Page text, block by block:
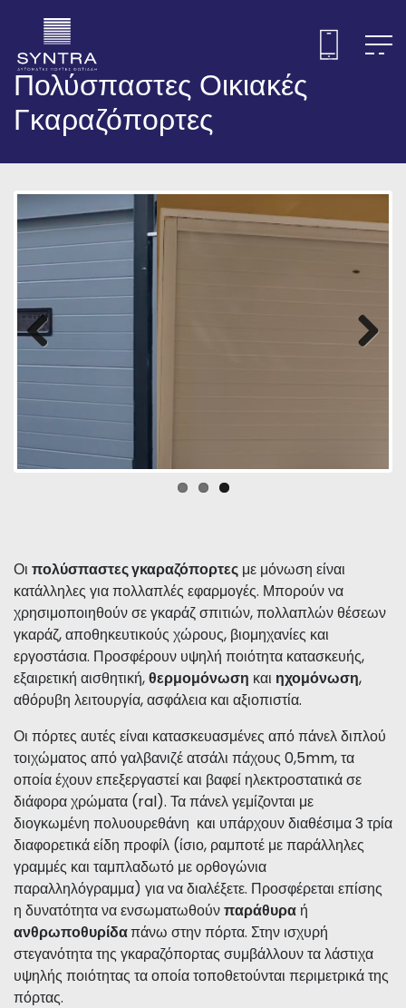
Πολύσπαστες Οικιακές
Γκαραζόπορτες
Previous
Οιπολύσπαστες γκαραζόπορτεςμε μόνωση είναι
κατάλληλες για πολλαπλές εφαρμογές. Μπορούν να
χρησιμοποιηθούν σε γκαράζ σπιτιών, πολλαπλών θέσεων
γκαράζ, αποθηκευτικούς χώρους, βιομηχανίες και
εργοστάσια. Προσφέρουν υψηλή ποιότητα κατασκευής,
εξαιρετική αισθητική,θερμομόνωσηκαιηχομόνωση
Οι πόρτες αυτές είναι κατασκευασμένες από πάνελ διπλού
τοιχώματος από γαλβανιζέ ατσάλι πάχους 0,5mm, τα
οποία έχουν επεξεργαστεί και βαφεί ηλεκτροστατικά σε
διάφορα χρώματα (ral). Τα πάνελ γεμίζονται με
διογκωμένη πολυουρεθάνη και υπάρχουν διαθέσιμα 3 τρία
διαφορετικά είδη προφίλ (ίσιο, ραμποτέ με παράλληλες
γραμμές και ταμπλαδωτό με ορθογώνια
παραλληλόγραμμα) για να διαλέξετε. Προσφέρεται επίσης
η δυνατότητα να ενσωματωθούνπαράθυραή
ανθρωποθυρίδαπάνω στην πόρτα. Στην ισχυρή
στεγανότητα της γκαραζόπορτας συμβάλλουν τα λάστιχα
υψηλής ποιότητας τα οποία τοποθετούνται περιμετρικά της